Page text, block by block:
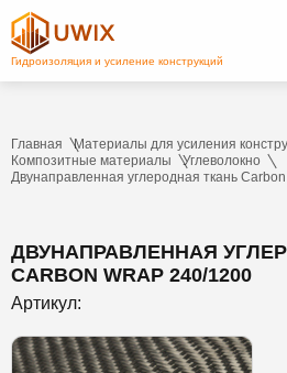
Главная
Материалы для усиления
Композитные материалы
Углеволокно
Двунаправленная углеродная ткань
ДВУНАПРАВЛЕННАЯ
CARBON WRAP 240/1200
Артикул: